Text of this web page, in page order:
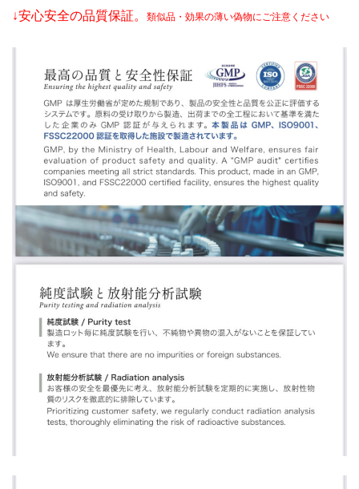
↓安心安全の品質保証。 類似品・効果の薄い偽物にご注意ください